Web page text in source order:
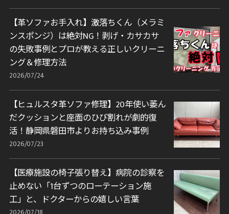
【革ソファお手入れ】激落ちくん（メラミ
ンスポンジ）は絶対NG！剥げ・カサカサ
の失敗事例とプロが教える正しいクリーニ
ング＆修理方法
2026/07/24
【ヒュルスタ革ソファ修理】20年使い萎ん
だクッションと座面のひび割れが劇的復
活！静岡県磐田市よりお持ち込み事例
2026/07/23
【医療施設の椅子張り替え】病院の診察を
止めない「1台ずつのローテーション施
工」と、ドクターからの嬉しい言葉